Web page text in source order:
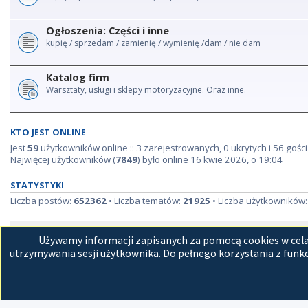
Ogłoszenia: Części i inne
kupię / sprzedam / zamienię / wymienię /dam / nie dam
Katalog firm
Warsztaty, usługi i sklepy motoryzacyjne. Oraz inne.
KTO JEST ONLINE
Jest59użytkowników online :: 3 zarejestrowanych, 0 ukrytych i 56
Najwięcej użytkowników (7849) było online 16 kwie 2026, o 19:04
STATYSTYKI
Liczba postów: 652362 • Liczba tematów: 21925 • Liczba użytkowników:
Używamy informacji zapisanych za pomocą cookies w
utrzymywania sesji użytkownika. Do pełnego korzystania z
Strona główna